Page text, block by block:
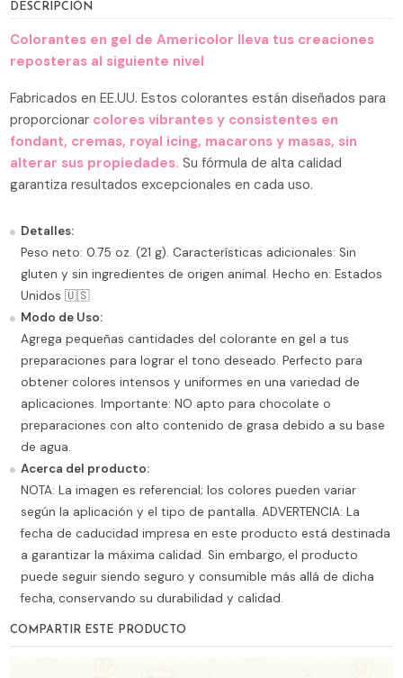
DESCRIPCIÓN
Colorantes en gel de Americolor lleva tus creaciones
reposteras al siguiente nivel
Fabricados en EE.UU. Estos colorantes están diseñados para
proporcionar colores vibrantes y consistentes en
fondant, cremas, royal icing, macarons y masas, sin
alterar sus propiedades. Su fórmula de alta calidad
garantiza resultados excepcionales en cada uso.
Detalles:
Peso neto: 0.75 oz. (21 g). Características adicionales: Sin
gluten y sin ingredientes de origen animal. Hecho en: Estados
Unidos 🇺🇸
Modo de Uso:
Agrega pequeñas cantidades del colorante en gel a tus
preparaciones para lograr el tono deseado. Perfecto para
obtener colores intensos y uniformes en una variedad de
aplicaciones. Importante: NO apto para chocolate o
preparaciones con alto contenido de grasa debido a su base
de agua.
Acerca del producto:
NOTA: La imagen es referencial; los colores pueden variar
según la aplicación y el tipo de pantalla. ADVERTENCIA: La
fecha de caducidad impresa en este producto está destinada
a garantizar la máxima calidad. Sin embargo, el producto
puede seguir siendo seguro y consumible más allá de dicha
fecha, conservando su durabilidad y calidad.
COMPARTIR ESTE PRODUCTO